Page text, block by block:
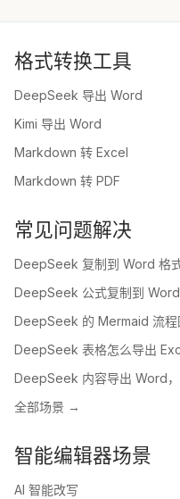
格式转换工具
DeepSeek 导出 Word
Kimi 导出 Word
Markdown 转 Excel
Markdown 转 PDF
常见问题解决
DeepSeek 复制到 Word 格
DeepSeek 公式复制到 Word
DeepSeek 的 Mermaid 流程
DeepSeek 表格怎么导出
DeepSeek 内容导出 Word，
全部场景 →
智能编辑器场景
AI 智能改写